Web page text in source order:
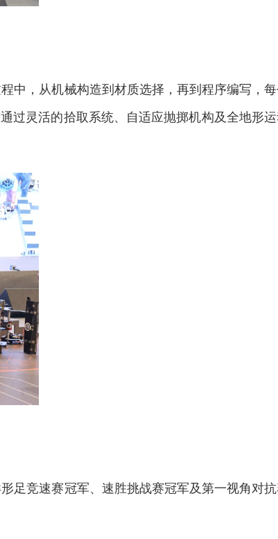
中，从机械构造到材质选择，再到程序编写，
过灵活的拾取系统、自适应抛掷机构及全地形
足竞速赛冠军、速胜挑战赛冠军及第一视角对